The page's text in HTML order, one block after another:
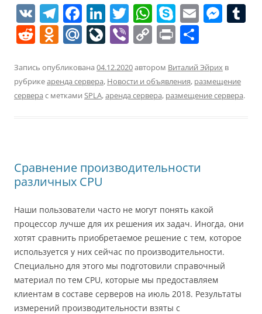
V
K
T
el
e
gr
a
m
F
a
c
e
b
o
Li
n
k
e
dI
n
T
w
itt
er
W
h
at
s
A
p
S
k
y
p
e
E
l
M
e
n
g
R
d
di
O
n
o
ni
ki
M
l.
R
Li
eJ
o
al
Vi
er
C
p
y
Pr
t п
р
т
Запись опубликована 04.12.2020автором Виталий Эйрих в
рубрикеаренда сервера, Новости и объявления, размещение
сервера с метками SPLA,аренда сервера, размещение сервера.
Сравнение производительности
различных CPU
Наши пользователи часто не могут понять какой
процессор лучше для их решения их задач. Иногда, они
хотят сравнить приобретаемое решение с тем, которое
используется у них сейчас по производительности.
Специально для этого мы подготовили справочный
материал по тем CPU, которые мы предоставляем
клиентам в составе серверов на июль 2018. Результаты
измерений производительности взяты с